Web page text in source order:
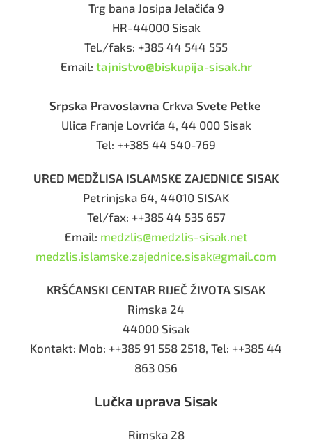
Trg bana Josipa Jelačića 9
HR-44000 Sisak
Tel./faks: +385 44 544 555
Email: tajnistvo@biskupija-sisak.hr
Srpska Pravoslavna Crkva Svete Petke
Ulica Franje Lovrića 4, 44 000 Sisak
Tel: ++385 44 540-769
URED MEDŽLISA ISLAMSKE ZAJEDNICE SISAK
Petrinjska 64, 44010 SISAK
Tel/fax: ++385 44 535 657
Email: medzlis@medzlis-sisak.net
medzlis.islamske.zajednice.sisak@gmail.com
KRŠĆANSKI CENTAR RIJEČ ŽIVOTA SISAK
Rimska 24
44000 Sisak
Kontakt: Mob: ++385 91 558 2518, Tel: ++385 44
863 056
Lučka uprava Sisak
Rimska 28